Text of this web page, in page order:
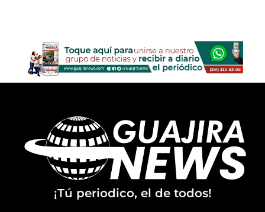
¡Tú periodico, el de todos!